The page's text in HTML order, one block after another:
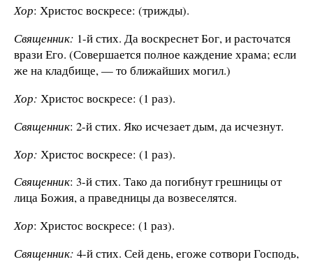
Хор: Христос воскресе: (трижды).
Священник: 1-й стих. Да воскреснет Бог, и расточатся
врази Его. (Совершается полное каждение храма; если
же на кладбище, — то ближайших могил.)
Хор: Христос воскресе: (1 раз).
Священник: 2-й стих. Яко исчезает дым, да исчезнут.
Хор: Христос воскресе: (1 раз).
Священник: 3-й стих. Тако да погибнут грешницы от
лица Божия, а праведницы да возвеселятся.
Хор: Христос воскресе: (1 раз).
Священник: 4-й стих. Сей день, егоже сотвори Господь,